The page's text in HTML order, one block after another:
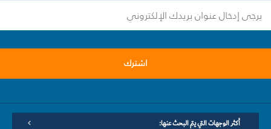
اشترك
أكثر الوجهات التي يتم البحث عنها: